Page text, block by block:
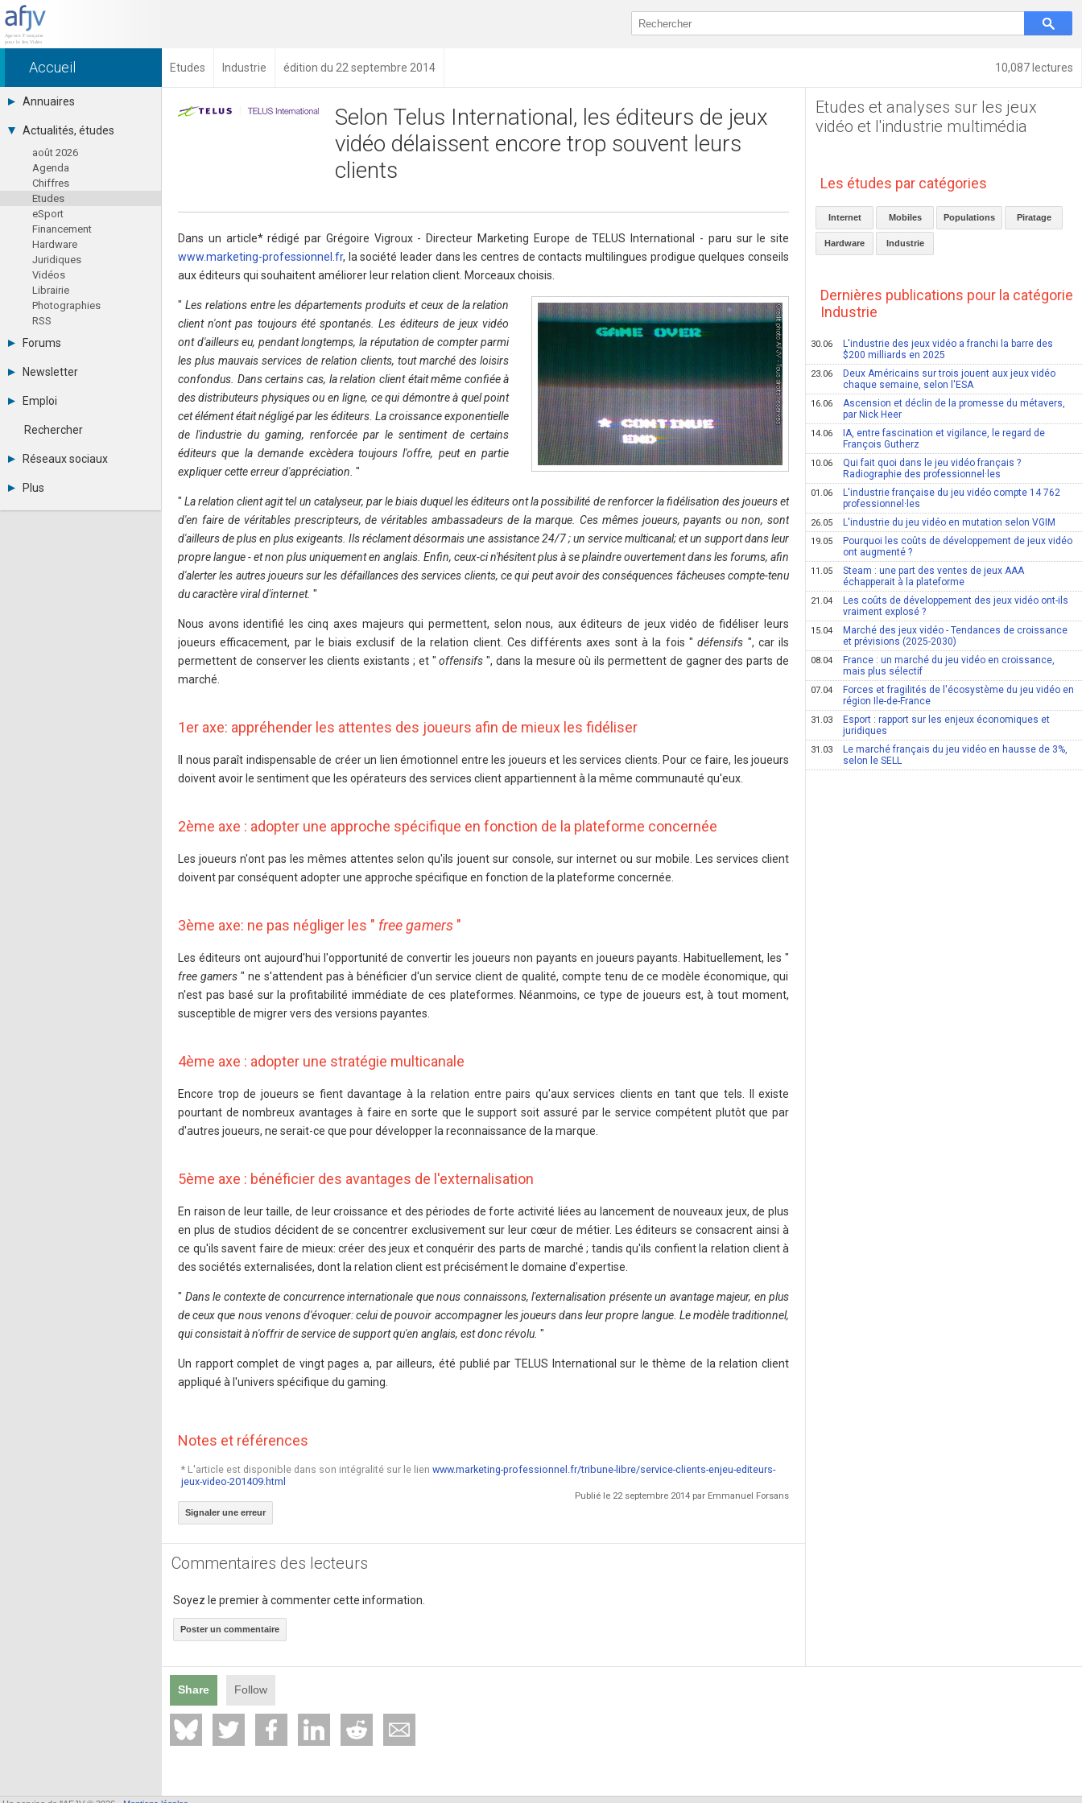
10,087 lectures
Accueil Etudes Industrie édition du 22 septembre 2014
Annuaires
Toutes les sociétés (691)
Studios (418)
Editeurs (49)
Distributeurs (16)
Hard. / Accessoires (10)
Middlewares (15)
Prestataires (99)
Assoc. / Syndicats (21)
Formations / Ecoles (46)
Presse spécialisée (17)
Actualités, études
août 2026
Agenda
Chiffres
Etudes
eSport
Financement
Hardware
Juridiques
Vidéos
Librairie
Photographies
RSS
Forums
Tous les forums
Se connecter
Messages privés
Contacter un modérateur
Newsletter
Archives
Abonnement
Emploi
Consulter les annonces
Observatoire de l'emploi
Rechercher
Réseaux sociaux
LinkedIn
Plus
Annonceurs
Selon Telus International, les éditeurs de jeux
vidéo délaissent encore trop souvent leurs
clients
Dans un article* rédigé par Grégoire Vigroux - Directeur Marketing Europe de TELUS International - paru sur le site
www.marketing-professionnel.fr, la société leader dans les centres de contacts multilingues prodigue quelques conseils
aux éditeurs qui souhaitent améliorer leur relation client. Morceaux choisis.
" Les relations entre les départements produits et ceux de la relation
client n'ont pas toujours été spontanés. Les éditeurs de jeux vidéo
ont d'ailleurs eu, pendant longtemps, la réputation de compter parmi
les plus mauvais services de relation clients, tout marché des loisirs
confondus. Dans certains cas, la relation client était même confiée à
des distributeurs physiques ou en ligne, ce qui démontre à quel point
cet élément était négligé par les éditeurs. La croissance exponentielle
de l'industrie du gaming, renforcée par le sentiment de certains
éditeurs que la demande excèdera toujours l'offre, peut en partie
expliquer cette erreur d'appréciation. "
" La relation client agit tel un catalyseur, par le biais duquel les éditeurs ont la possibilité de renforcer la fidélisation des joueurs et
d'en faire de véritables prescripteurs, de véritables ambassadeurs de la marque. Ces mêmes joueurs, payants ou non, sont
d'ailleurs de plus en plus exigeants. Ils réclament désormais une assistance 24/7 ; un service multicanal; et un support dans leur
propre langue - et non plus uniquement en anglais. Enfin, ceux-ci n'hésitent plus à se plaindre ouvertement dans les forums, afin
d'alerter les autres joueurs sur les défaillances des services clients, ce qui peut avoir des conséquences fâcheuses compte-tenu
du caractère viral d'internet. "
Nous avons identifié les cinq axes majeurs qui permettent, selon nous, aux éditeurs de jeux vidéo de fidéliser leurs
joueurs efficacement, par le biais exclusif de la relation client. Ces différents axes sont à la fois " défensifs ", car ils
permettent de conserver les clients existants ; et " offensifs", dans la mesure où ils permettent de gagner des parts de
marché.
1er axe: appréhender les attentes des joueurs afin de mieux les fidéliser
Il nous paraît indispensable de créer un lien émotionnel entre les joueurs et les services clients. Pour ce faire, les joueurs
doivent avoir le sentiment que les opérateurs des services client appartiennent à la même communauté qu'eux.
2ème axe : adopter une approche spécifique en fonction de la plateforme concernée
Les joueurs n'ont pas les mêmes attentes selon qu'ils jouent sur console, sur internet ou sur mobile. Les services client
doivent par conséquent adopter une approche spécifique en fonction de la plateforme concernée.
3ème axe: ne pas négliger les " free gamers "
Les éditeurs ont aujourd'hui l'opportunité de convertir les joueurs non payants en joueurs payants. Habituellement, les "
free gamers " ne s'attendent pas à bénéficier d'un service client de qualité, compte tenu de ce modèle économique, qui
n'est pas basé sur la profitabilité immédiate de ces plateformes. Néanmoins, ce type de joueurs est, à tout moment,
susceptible de migrer vers des versions payantes.
4ème axe : adopter une stratégie multicanale
Encore trop de joueurs se fient davantage à la relation entre pairs qu'aux services clients en tant que tels. Il existe
pourtant de nombreux avantages à faire en sorte que le support soit assuré par le service compétent plutôt que par
d'autres joueurs, ne serait-ce que pour développer la reconnaissance de la marque.
5ème axe : bénéficier des avantages de l'externalisation
En raison de leur taille, de leur croissance et des périodes de forte activité liées au lancement de nouveaux jeux, de plus
en plus de studios décident de se concentrer exclusivement sur leur cœur de métier. Les éditeurs se consacrent ainsi à
ce qu'ils savent faire de mieux: créer des jeux et conquérir des parts de marché ; tandis qu'ils confient la relation client à
des sociétés externalisées, dont la relation client est précisément le domaine d'expertise.
" Dans le contexte de concurrence internationale que nous connaissons, l'externalisation présente un avantage majeur, en plus
de ceux que nous venons d'évoquer: celui de pouvoir accompagner les joueurs dans leur propre langue. Le modèle traditionnel,
qui consistait à n'offrir de service de support qu'en anglais, est donc révolu. "
Un rapport complet de vingt pages a, par ailleurs, été publié par TELUS International sur le thème de la relation client
appliqué à l'univers spécifique du gaming.
Notes et références
* L'article est disponible dans son intégralité sur le lien www.marketing-professionnel.fr/tribune-libre/service-clients-enjeu-editeurs-
jeux-video-201409.html
Publié le 22 septembre 2014 par Emmanuel Forsans
Signaler une erreur
Commentaires des lecteurs
Soyez le premier à commenter cette information.
Poster un commentaire
Etudes et analyses sur les jeux
vidéo et l'industrie multimédia
Les études par catégories
Internet Mobiles Populations Piratage
Hardware Industrie
Dernières publications pour la catégorie
Industrie
30.06
L'industrie des jeux vidéo a franchi la barre des
$200 milliards en 2025
23.06
Deux Américains sur trois jouent aux jeux vidéo
chaque semaine, selon l'ESA
16.06
Ascension et déclin de la promesse du métavers,
par Nick Heer
14.06
IA, entre fascination et vigilance, le regard de
François Gutherz
10.06
Qui fait quoi dans le jeu vidéo français ?
Radiographie des professionnel·les
01.06
L'industrie française du jeu vidéo compte 14 762
professionnel·les
26.05 L'industrie du jeu vidéo en mutation selon VGIM
19.05
Pourquoi les coûts de développement de jeux vidéo
ont augmenté ?
11.05
Steam : une part des ventes de jeux AAA
échapperait à la plateforme
21.04
Les coûts de développement des jeux vidéo ont-ils
vraiment explosé ?
15.04
Marché des jeux vidéo - Tendances de croissance
et prévisions (2025-2030)
08.04
France : un marché du jeu vidéo en croissance,
mais plus sélectif
07.04
Forces et fragilités de l'écosystème du jeu vidéo en
région Ile-de-France
31.03
Esport : rapport sur les enjeux économiques et
juridiques
31.03
Le marché français du jeu vidéo en hausse de 3%,
selon le SELL
Share Follow